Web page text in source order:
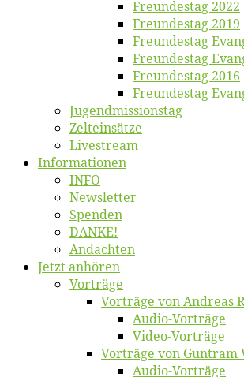
Freun­des­tag 2022
Freun­des­tag 2019
Freun­des­tag
Freun­des­tag
Freun­des­tag 2016
Freun­des­tag
Jugend­mis­sions­tag
Zelt­ein­sät­ze
Live­stream
Informatio­nen
INFO
News­let­ter
Spen­den
DANKE!
An­dach­ten
Jetzt an­hö­ren
Vor­trä­ge
Vor­trä­ge von An­dre­as
Au­dio-Vor­trä­ge
Vi­deo-Vor­trä­ge
Vor­trä­ge von Gun­tram
Au­dio-Vor­trä­ge